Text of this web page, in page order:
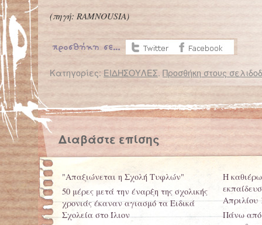
(πηγή: RAMNOUSIA)
Κατηγορίες: ΕΙΔΗΣΟΥΛΕΣ. Προσθήκη στους
← Επιστροφή στο %s
Ανθρώπινη αλυσίδα προστασίας του δημόσιου σχολείου Ζάκυνθος: Κλειστό σχολείο
Διαβάστε επίσης
"Απαξιώνεται η Σχολή Τυφλών"
50 μέρες μετά την έναρξη της σχολικής
χρονιάς έκαναν αγιασμό τα Ειδικά
Σχολεία στο Ίλιον
Η
Απριλίου
Πάνω από